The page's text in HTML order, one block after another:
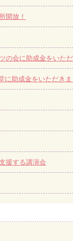
開放！
の会に助成金をいた
に助成金をいただきま
援する講演会